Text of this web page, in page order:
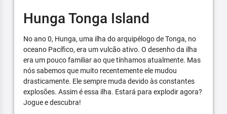
Hunga Tonga Island
No ano 0, Hunga, uma ilha do arquipélogo de Tonga, no
oceano Pacífico, era um vulcão ativo. O desenho da ilha
era um pouco familiar ao que tínhamos atualmente. Mas
nós sabemos que muito recentemente ele mudou
drasticamente. Ele sempre muda devido às constantes
explosões. Assim é essa ilha. Estará para explodir agora?
Jogue e descubra!